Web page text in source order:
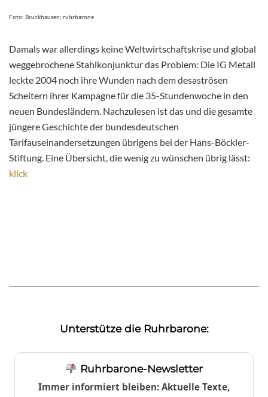
Foto: Bruckhausen; ruhrbarone
Damals war allerdings keine Weltwirtschaftskrise und global
weggebrochene Stahlkonjunktur das Problem: Die IG Metall
leckte 2004 noch ihre Wunden nach dem desaströsen
Scheitern ihrer Kampagne für die 35-Stundenwoche in den
neuen Bundesländern. Nachzulesen ist das und die gesamte
jüngere Geschichte der bundesdeutschen
Tarifauseinandersetzungen übrigens bei der Hans-Böckler-
Stiftung. Eine Übersicht, die wenig zu wünschen übrig lässt:
klick
Unterstütze die Ruhrbarone:
Ruhrbarone-Newsletter
Immer informiert bleiben: Aktuelle Texte,